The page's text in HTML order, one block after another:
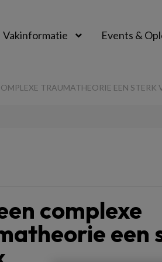
Vakinformatie Events &
TRAUMATHEORIE EEN STERK
complexe
een